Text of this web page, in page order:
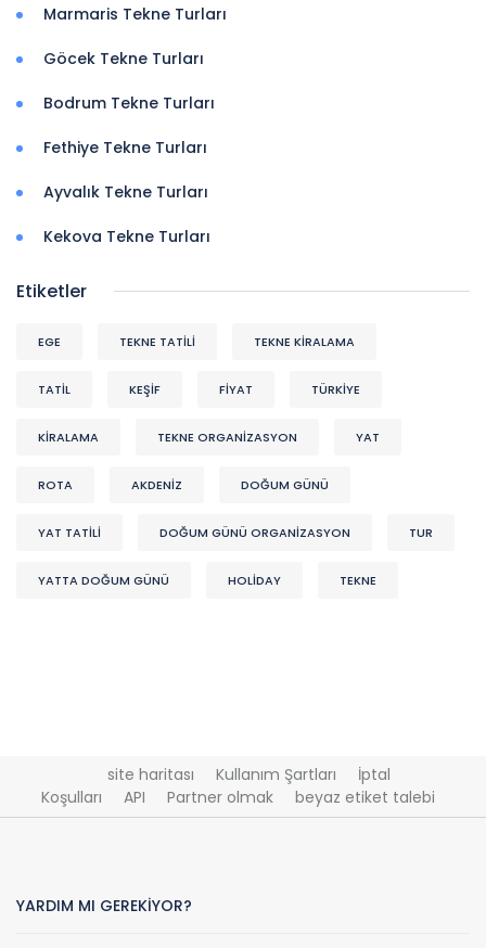
Marmaris Tekne Turları
Göcek Tekne Turları
Bodrum Tekne Turları
Fethiye Tekne Turları
Ayvalık Tekne Turları
Kekova Tekne Turları
Etiketler
EGE TEKNE TATİLİ TEKNE KİRALAMA
TATİL KEŞIF FİYAT TÜRKİYE
KİRALAMA TEKNE ORGANIZASYON YAT
ROTA AKDENIZ DOĞUM GÜNÜ
YAT TATİLİ DOĞUM GÜNÜ ORGANIZASYON TUR
YATTA DOĞUM GÜNÜ HOLİDAY TEKNE
site haritası Kullanım Şartları
İptal
Koşulları
API Partner olmak beyaz etiket talebi
YARDIM MI GEREKİYOR?